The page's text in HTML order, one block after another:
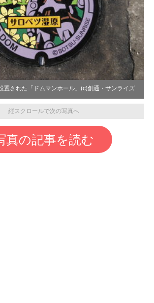
置された「ドムマンホール」(c)創通・サンライズ
縦スクロールで次の写真へ
真の記事を読む